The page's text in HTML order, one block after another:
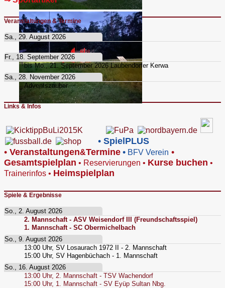
Veranstaltungen & Termine
Sa., 29. August 2026
Dorffest
Fr., 18. September 2026
bisMo., 21. September 2026
Laubendorfer Kerwa
Sa., 28. November 2026
Adventszauber
Links & Infos
• SpielPLUS
• Veranstaltungen&Termine • BFV Verein •
Gesamtspielplan • Reservierungen • Kurse buchen •
Trainerinfos • Heimspielplan
Spiele & Ergebnisse
So., 2. August 2026
2. Mannschaft - ASV Weisendorf III (Freundschaftsspiel)
1. Mannschaft - SC Obermichelbach
So., 9. August 2026
13:00 Uhr, SV Losaurach 1972 II - 2. Mannschaft
15:00 Uhr, SV Hagenbüchach - 1. Mannschaft
So., 16. August 2026
13:00 Uhr, 2. Mannschaft - TSV Wachendorf
15:00 Uhr, 1. Mannschaft - SV Eyüp Sultan Nbg.